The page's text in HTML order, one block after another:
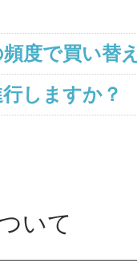
度で買い替
しますか？
いて